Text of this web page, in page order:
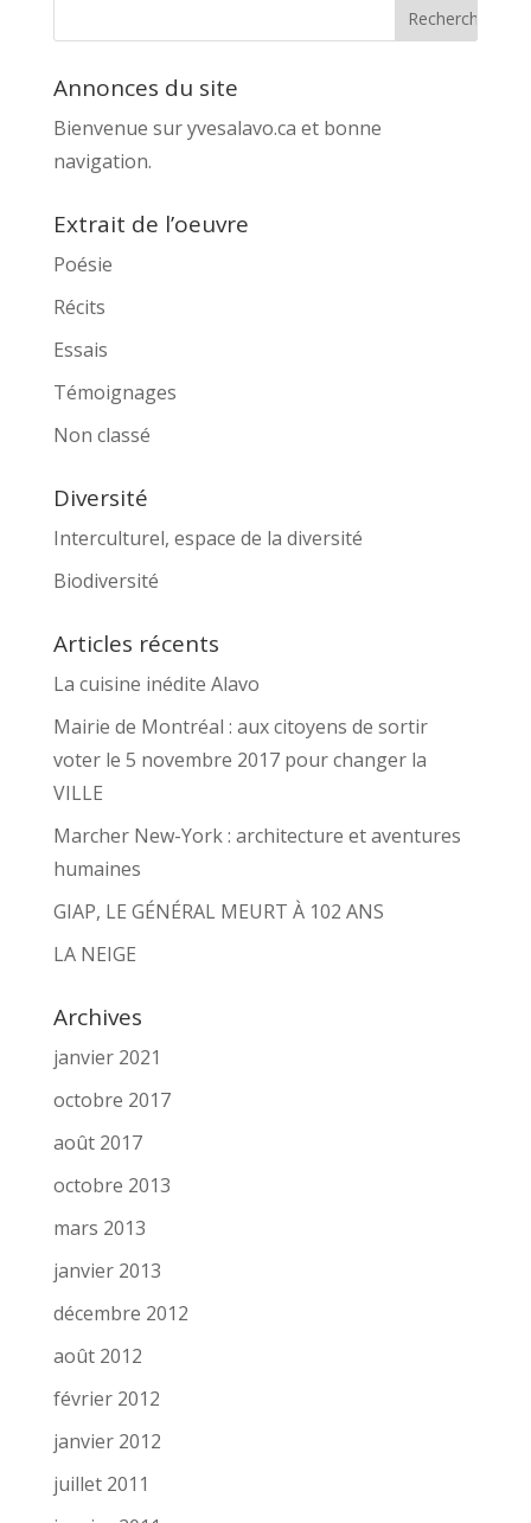
Annonces du site
Bienvenue sur yvesalavo.ca et bonne
navigation.
Extrait de l’oeuvre
Poésie
Récits
Essais
Témoignages
Non classé
Diversité
Interculturel, espace de la diversité
Biodiversité
Articles récents
La cuisine inédite Alavo
Mairie de Montréal : aux citoyens de sortir
voter le 5 novembre 2017 pour changer la
VILLE
Marcher New-York : architecture et aventures
humaines
GIAP, LE GÉNÉRAL MEURT À 102 ANS
LA NEIGE
Archives
janvier 2021
octobre 2017
août 2017
octobre 2013
mars 2013
janvier 2013
décembre 2012
août 2012
février 2012
janvier 2012
juillet 2011